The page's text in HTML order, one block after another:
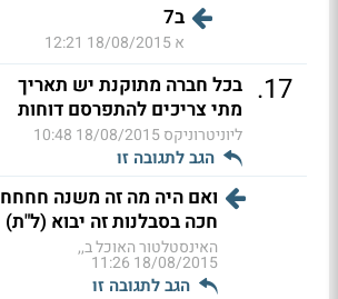
ב7
א18/08/2015 12:21
17
. בכל חברה מתוקנת יש תאריך
מתי צריכים להתפרסם דוחות
ליוניטרוניקס18/08/2015 10:48
הגב לתגובה זו
ואם היה מה זה משנה חחחח
חכה בסבלנות זה יבוא (ל"ת)
האינסטלטור האוכל ב,,
18/08/2015 11:26
הגב לתגובה זו